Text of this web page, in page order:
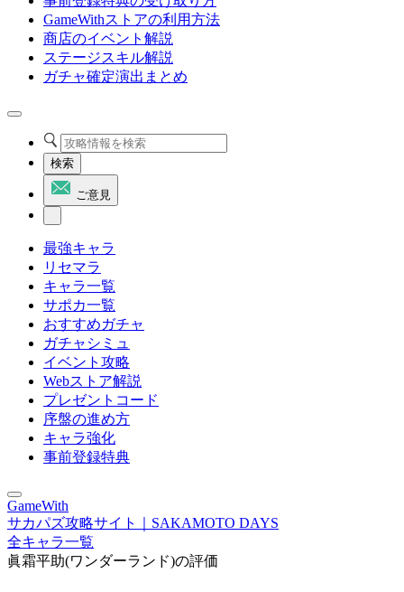
GameWithストアの利用方法
商店のイベント解説
ステージスキル解説
ガチャ確定演出まとめ
検索
ご意見
最強キャラ
リセマラ
キャラ一覧
サポカ一覧
おすすめガチャ
ガチャシミュ
イベント攻略
Webストア解説
プレゼントコード
序盤の進め方
キャラ強化
事前登録特典
GameWith
サカパズ攻略サイト｜SAKAMOTO DAYS
全キャラ一覧
眞霜平助(ワンダーランド)の評価